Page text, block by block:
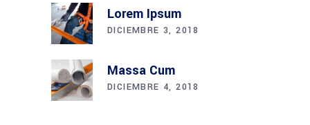
Lorem Ipsum
DICIEMBRE 3, 2018
Massa Cum
DICIEMBRE 4, 2018